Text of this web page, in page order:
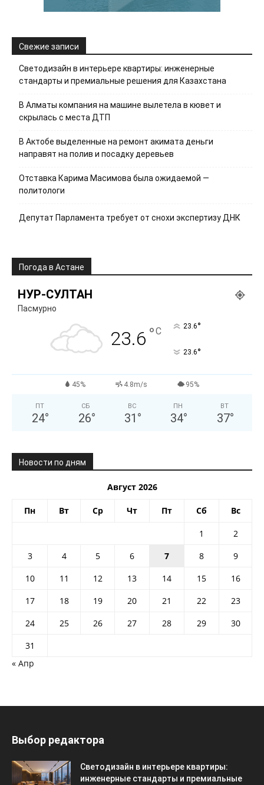
Свежие записи
Светодизайн в интерьере квартиры: инженерные
стандарты и премиальные решения для Казахстана
В Алматы компания на машине вылетела в кювет и
скрылась с места ДТП
В Актобе выделенные на ремонт акимата деньги
направят на полив и посадку деревьев
Отставка Карима Масимова была ожидаемой —
политологи
Депутат Парламента требует от снохи экспертизу ДНК
Погода в Астане
НУР-СУЛТАН
Пасмурно
23.6 °C 23.6°
23.6°
45% 4.8m/s 95%
ПТ
24°
СБ
26°
ВС
31 °
ПН
34°
ВТ
37°
Новости по дням
Август 2026
Пн Вт Ср Чт Пт Сб Вс
1
2
3
4 5 6 7 8
9
10
11 12 13 14 15
16
17
18 19 20 21 22
23
24
25 26 27 28 29
30
31
« Апр
Выбор редактора
Светодизайн в интерьере квартиры:
инженерные стандарты и премиальные